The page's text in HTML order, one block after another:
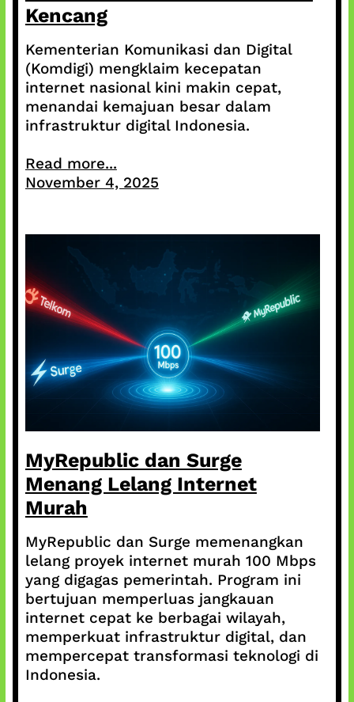
Kencang
Kementerian Komunikasi dan Digital
(Komdigi) mengklaim kecepatan
internet nasional kini makin cepat,
menandai kemajuan besar dalam
infrastruktur digital Indonesia.
Read more...
November 4, 2025
MyRepublic dan Surge
Menang Lelang Internet
Murah
MyRepublic dan Surge memenangkan
lelang proyek internet murah 100 Mbps
yang digagas pemerintah. Program ini
bertujuan memperluas jangkauan
internet cepat ke berbagai wilayah,
memperkuat infrastruktur digital, dan
mempercepat transformasi teknologi di
Indonesia.